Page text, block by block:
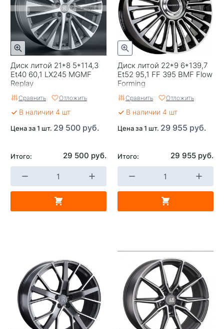
Применяемость
Lixiang
Тип диска
Литые
Цвет
Черный
Категория
Легковые
Страна изготовителя
Китай
Replica
0
Завод изготовитель
Диск литой 21*8 5*114,3
Et40 60,1 LX245 MGMF
Replay
Сравнить Отложить
В наличии 4 шт
Цена за 1 шт. 29 500 руб.
Итого: 29 500 руб.
Диск литой 22*9 6*139,7
Et52 95,1 FF 395 BMF Flow
Forming
Сравнить Отложить
В наличии 4 шт
Цена за 1 шт. 29 955 руб.
Итого: 29 955 руб.